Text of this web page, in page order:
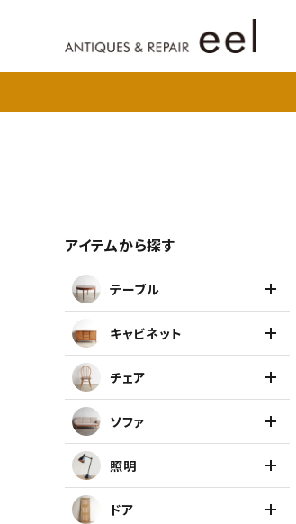
アイテムを探す
テーブル
キャビネット
チェア
アイテムから探す
テーブル
キャビネット
チェア
ソファ
照明
ドア